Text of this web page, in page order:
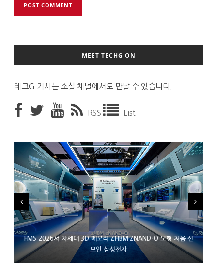
MEET TECHG ON
테크G 기사는 소셜 채널에서도 만날 수 있습니다.
RSS List
FMS 2026서 차세대 3D 메모리 ZHBM·ZNAND-O 모형 처음 선
보인 삼성전자
에이수스 구글북 ‘CX9406’ 제품 이미지 유출
XBOX 25주년 맞아 무료 선물 나누는 마이크로소프트